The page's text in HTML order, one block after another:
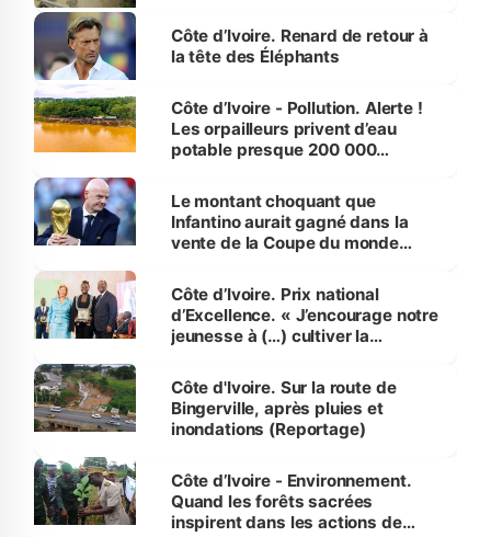
Côte d’Ivoire. Renard de retour à
la tête des Éléphants
Côte d’Ivoire - Pollution. Alerte !
Les orpailleurs privent d’eau
potable presque 200 000
Le montant choquant que
Infantino aurait gagné dans la
vente de la Coupe du monde
Côte d’Ivoire. Prix national
d’Excellence. « J’encourage notre
jeunesse à (…) cultiver la
(Alassane Ouattara
Côte d'Ivoire. Sur la route de
Bingerville, après pluies et
inondations (Reportage)
Côte d’Ivoire - Environnement.
Quand les forêts sacrées
inspirent dans les actions de